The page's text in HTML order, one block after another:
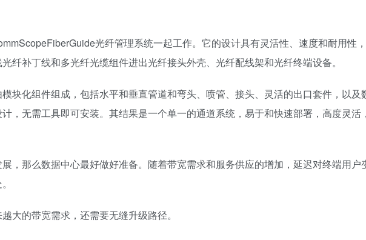
光纤管理系统一起工作。它的设计具有灵活性、速度和耐用性
纤补丁线和多光纤光缆组件进出光纤接头外壳、光纤配线架和光纤终端设备。
块化组件组成，包括水平和垂直管道和弯头、喷管、接头、灵活的出口套件，以及
，无需工具即可安装。其结果是一个单一的通道系统，易于和快速部署，高度灵活
，那么数据中心最好做好准备。随着带宽需求和服务供应的增加，延迟对终端用户
大的带宽需求，还需要无缝升级路径。